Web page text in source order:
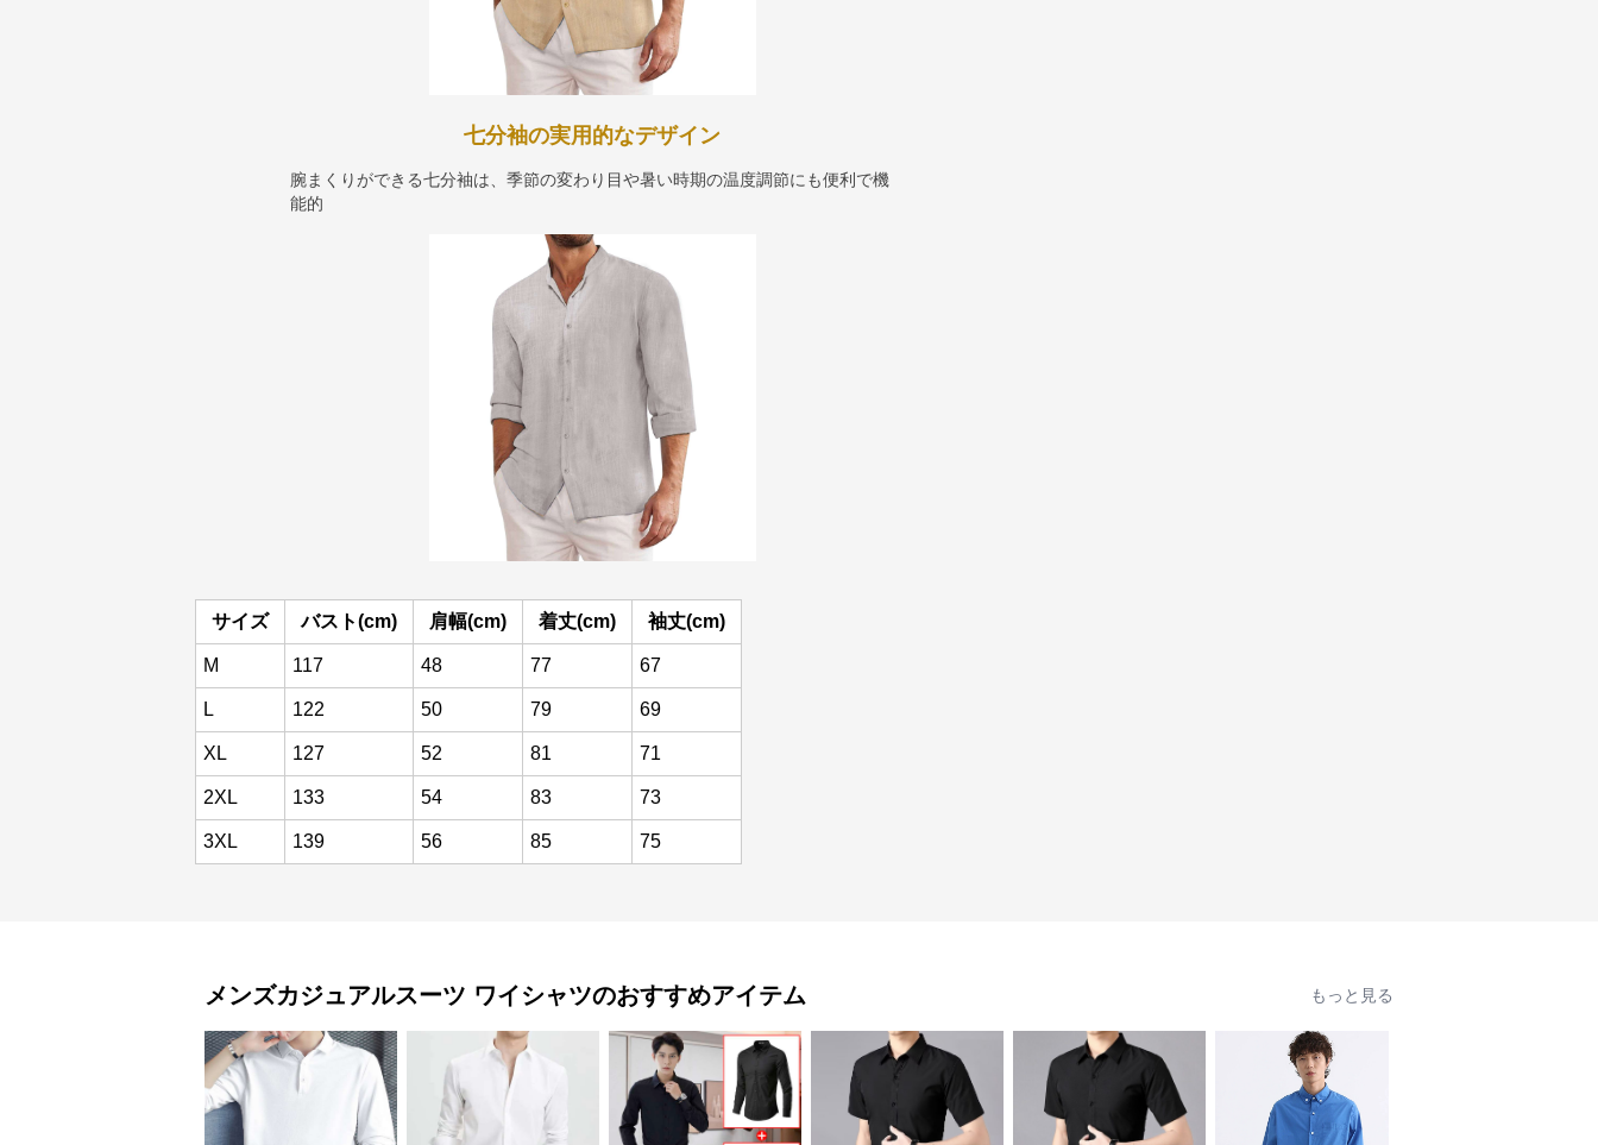
七分袖の実用的なデザイン
腕まくりができる七分袖は、季節の変わり目や暑い時期の温度調節にも便利で機
能的
サイズ バスト(cm) 肩幅(cm) 着丈(cm) 袖丈(cm)
M 117 48 77 67
L 122 50 79 69
XL 127 52 81 71
2XL 133 54 83 73
3XL 139 56 85 75
メンズカジュアルスーツ ワイシャツのおすすめアイテム もっと見る